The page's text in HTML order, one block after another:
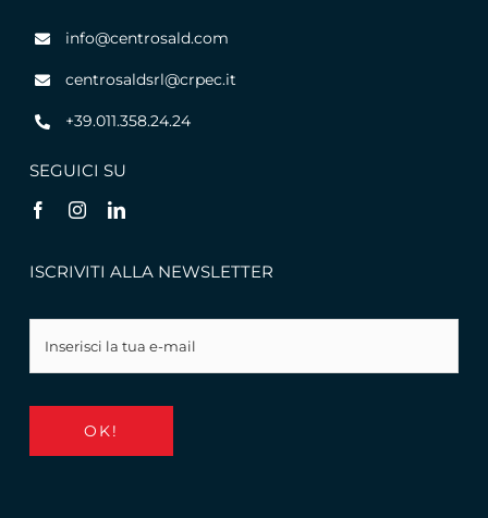
info@centrosald.com
centrosaldsrl@crpec.it
+39.011.358.24.24
SEGUICI SU
ISCRIVITI ALLA NEWSLETTER
OK!